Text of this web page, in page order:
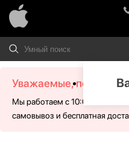
Уважаемые,
Мы работаем с 10:00 - 21:00
самовывоз и бесплатная